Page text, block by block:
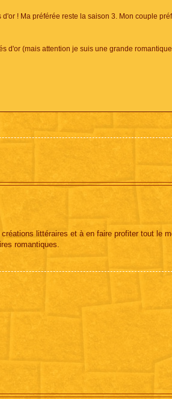
! Ma préférée reste la saison 3. Mon couple
d'or (mais attention je suis une grande
littéraires et à en faire profiter tout le
romantiques.